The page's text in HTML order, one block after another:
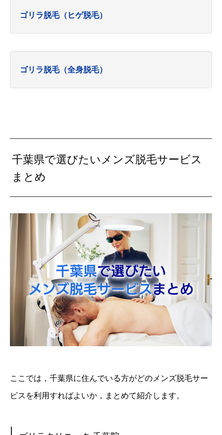
ゴリラ脱毛（ヒゲ脱毛）
ゴリラ脱毛（全身脱毛）
千葉県で選びたいメンズ脱毛サービス
まとめ
ここでは，千葉県に住んでいる方がどのメンズ脱毛サー
ビスを利用すればよいか，まとめて紹介します。